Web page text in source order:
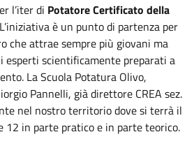
l’iter di Potatore Certificato della
è un punto di partenza per
che attrae sempre più giovani ma
esperti scientificamente preparati a
La Scuola Potatura Olivo,
Pannelli, già direttore CREA sez.
nel nostro territorio dove si terrà il
12 in parte pratico e in parte teorico.